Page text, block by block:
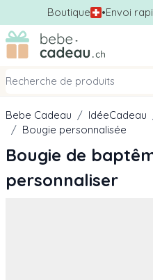
Boutique •Envoi
Allez au contenu
Bebe Cadeau / IdéeCadeau
/ Bougie personnalisée
Bougie de
personnaliser